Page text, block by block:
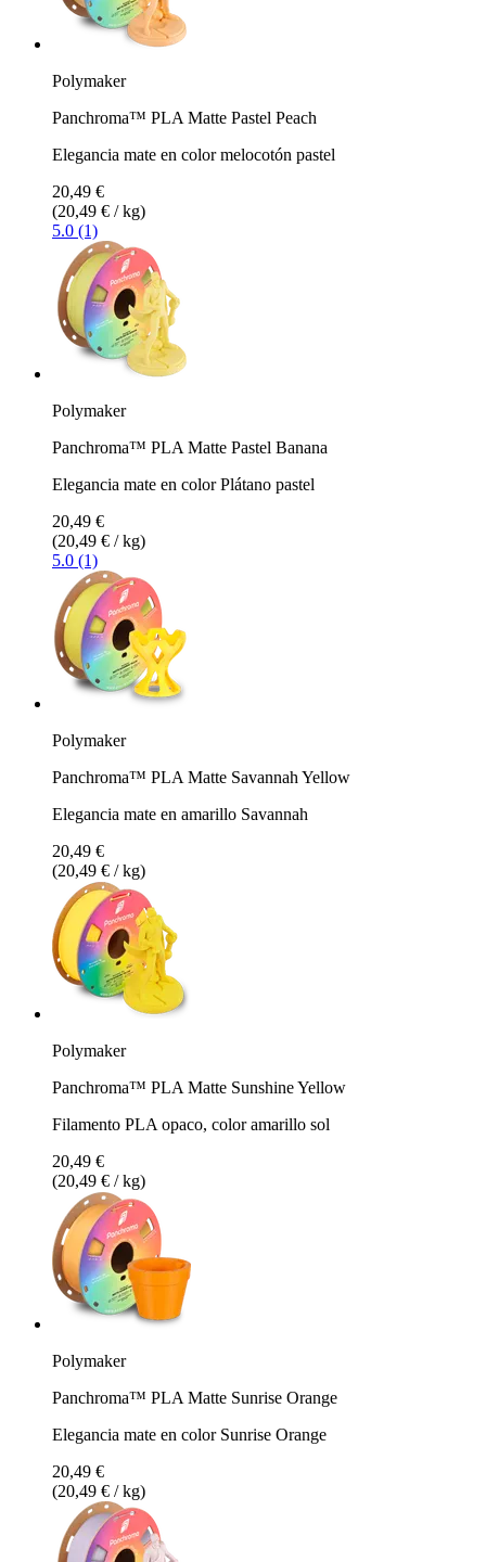
Polymaker
Panchroma™ PLA Matte Pastel Peach
Elegancia mate en color melocotón pastel
20,49 €
(20,49 € / kg)
5.0 (1)
Polymaker
Panchroma™ PLA Matte Pastel Banana
Elegancia mate en color Plátano pastel
20,49 €
(20,49 € / kg)
5.0 (1)
Polymaker
Panchroma™ PLA Matte Savannah Yellow
Elegancia mate en amarillo Savannah
20,49 €
(20,49 € / kg)
Polymaker
Panchroma™ PLA Matte Sunshine Yellow
Filamento PLA opaco, color amarillo sol
20,49 €
(20,49 € / kg)
Polymaker
Panchroma™ PLA Matte Sunrise Orange
Elegancia mate en color Sunrise Orange
20,49 €
(20,49 € / kg)